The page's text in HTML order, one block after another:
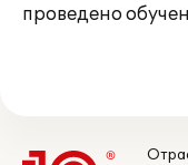
проведено